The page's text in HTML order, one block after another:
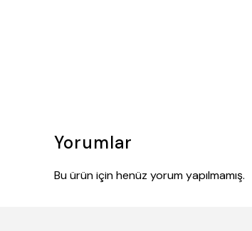
Yorumlar
Bu ürün için henüz yorum yapılmamış.